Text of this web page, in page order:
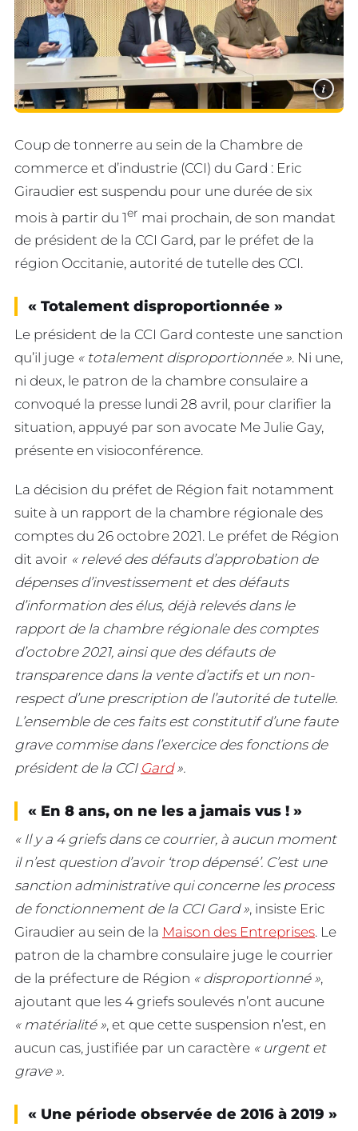
i
Coup de tonnerre au sein de la Chambre de
commerce et d’industrie (CCI) du Gard : Eric
Giraudier est suspendu pour une durée de six
mois à partir du 1er mai prochain, de son mandat
de président de la CCI Gard, par le préfet de la
région Occitanie, autorité de tutelle des CCI.
« Totalement disproportionnée »
Le président de la CCI Gard conteste une sanction
qu’il juge « totalement disproportionnée ». Ni une,
ni deux, le patron de la chambre consulaire a
convoqué la presse lundi 28 avril, pour clarifier la
situation, appuyé par son avocate Me Julie Gay,
présente en visioconférence.
La décision du préfet de Région fait notamment
suite à un rapport de la chambre régionale des
comptes du 26 octobre 2021. Le préfet de Région
dit avoir « relevé des défauts d’approbation de
dépenses d’investissement et des défauts
d’information des élus, déjà relevés dans le
rapport de la chambre régionale des comptes
d’octobre 2021, ainsi que des défauts de
transparence dans la vente d’actifs et un non-
respect d’une prescription de l’autorité de tutelle.
L’ensemble de ces faits est constitutif d’une faute
grave commise dans l’exercice des fonctions de
président de la CCI Gard».
« En 8 ans, on ne les a jamais vus ! »
« Il y a 4 griefs dans ce courrier, à aucun moment
il n’est question d’avoir ‘trop dépensé’. C’est une
sanction administrative qui concerne les process
de fonctionnement de la CCI Gard », insiste Eric
Giraudier au sein de la Maison des Entreprises. Le
patron de la chambre consulaire juge le courrier
de la préfecture de Région « disproportionné »,
ajoutant que les 4 griefs soulevés n’ont aucune
« matérialité », et que cette suspension n’est, en
aucun cas, justifiée par un caractère « urgent et
grave ».
« Une période observée de 2016 à 2019 »